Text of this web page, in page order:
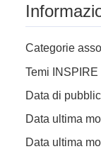
Categorie
Temi
Data di
Data ultima
Data ultima